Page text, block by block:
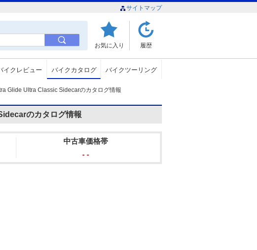
サイトマップ
お気に入り 履歴
イクレビュー バイクカタログ バイクツーリング
Glide Ultra Classic Sidecarのカタログ情報
のカタログ情報
中古車価格帯
- -